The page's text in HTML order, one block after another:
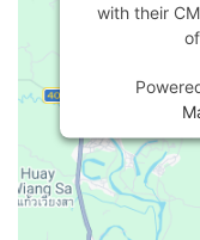
with their